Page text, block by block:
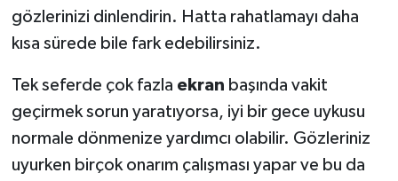
gözlerinizi dinlendirin. Hatta rahatlamayı daha
kısa sürede bile fark edebilirsiniz.
Tek seferde çok fazla ekran başında vakit
geçirmek sorun yaratıyorsa, iyi bir gece uykusu
normale dönmenize yardımcı olabilir. Gözleriniz
uyurken birçok onarım çalışması yapar ve bu da